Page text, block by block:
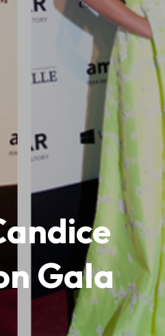
Gala